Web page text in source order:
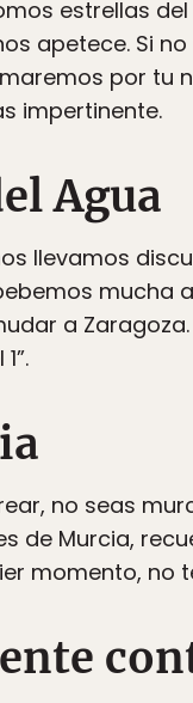
estrellas
apetece. Si
por tu
impertinente.
Agua
llevamos
mucha
a
no seas
de Murcia,
momento, no